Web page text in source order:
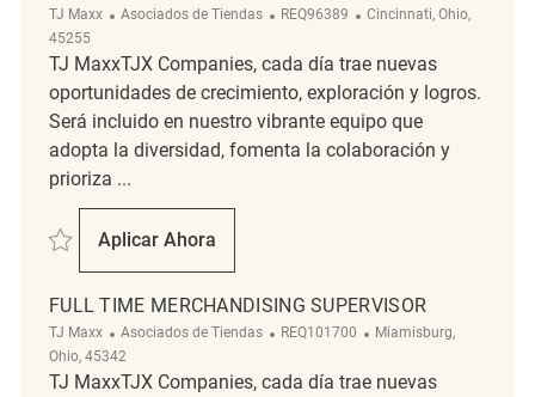
TJ Maxx Categoría
Asociados de Tiendas ReqId
REQ96389 Ubicación
Cincinnati, Ohio,
45255
TJ MaxxTJX Companies, cada día trae nuevas
oportunidades de crecimiento, exploración y logros.
Será incluido en nuestro vibrante equipo que
adopta la diversidad, fomenta la colaboración y
prioriza ...
Salvar Full Time Merchandising Coordinator REQ96389
Aplicar Ahora
Full Time Merchandising Coordinator
FULL TIME MERCHANDISING SUPERVISOR
TJ Maxx Categoría
Asociados de Tiendas ReqId
REQ101700 Ubicación
Miamisburg,
Ohio, 45342
TJ MaxxTJX Companies, cada día trae nuevas